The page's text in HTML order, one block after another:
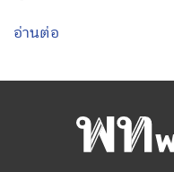
อ่านต่อ